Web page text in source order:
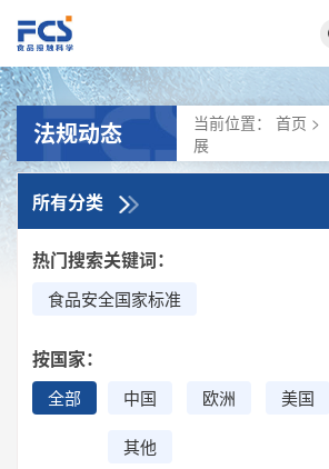
法规动态 当前位置：首页 >
展
所有分类
热门搜索关键词：
食品安全国家标准
按国家：
全部 中国 欧洲 美国
其他